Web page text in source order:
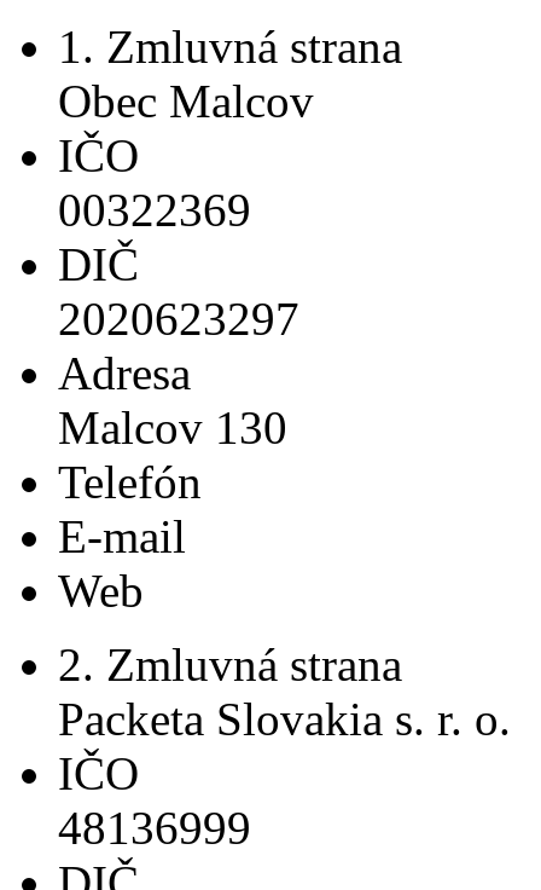
1. Zmluvná strana
Obec Malcov
IČO
00322369
DIČ
2020623297
Adresa
Malcov 130
Telefón
E-mail
Web
2. Zmluvná strana
Packeta Slovakia s. r. o.
IČO
48136999